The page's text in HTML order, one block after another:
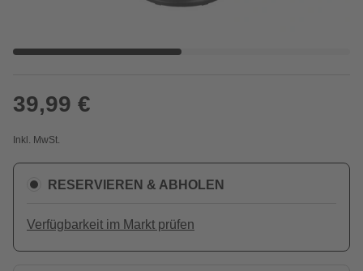
39,99 €
Inkl. MwSt.
RESERVIEREN & ABHOLEN
Verfügbarkeit im Markt prüfen